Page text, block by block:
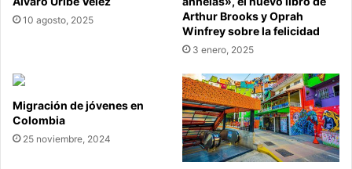
10 agosto, 2025
Arthur Brooks y Oprah
Winfrey sobre la felicidad
3 enero, 2025
Migración de jóvenes en
Colombia
25 noviembre, 2024